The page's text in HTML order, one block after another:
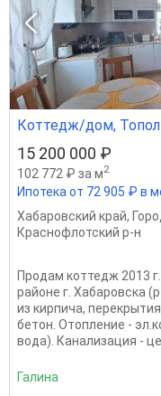
Коттедж/дом,
15 200 000 ₽
102 772 ₽ за м2
Ипотека от 72 905 ₽ в
Хабаровский край,
Краснофлотский р-н
Продам коттедж 2013
районе г. Хабаровска
из кирпича,
бетон. Отопление -
вода). Канализация -
Галина